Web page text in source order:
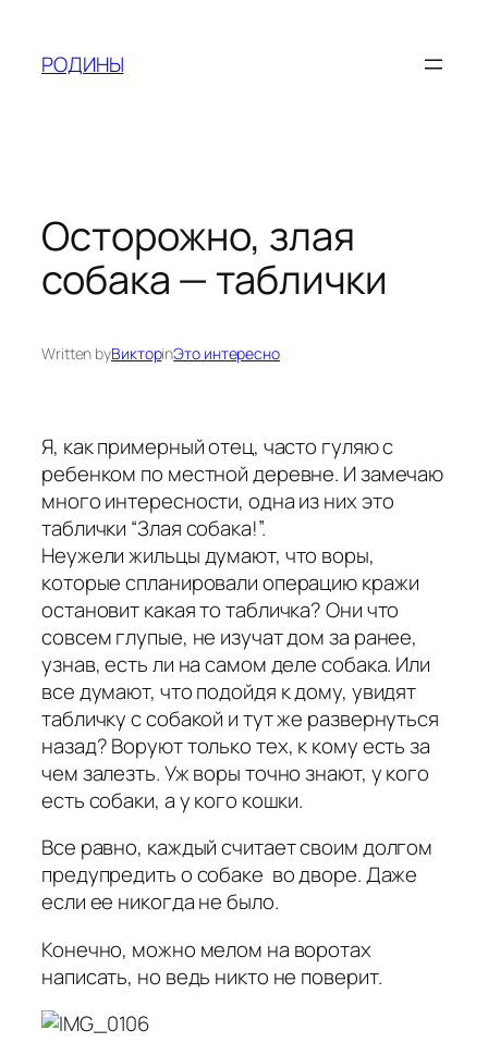
content
РОДИНЫ
Осторожно, злая
собака — таблички
Written byВикторinЭто интересно
Я, как примерный отец, часто гуляю с
ребенком по местной деревне. И замечаю
много интересности, одна из них это
таблички “Злая собака!”.
Неужели жильцы думают, что воры,
которые спланировали операцию кражи
остановит какая то табличка? Они что
совсем глупые, не изучат дом за ранее,
узнав, есть ли на самом деле собака. Или
все думают, что подойдя к дому, увидят
табличку с собакой и тут же развернуться
назад? Воруют только тех, к кому есть за
чем залезть. Уж воры точно знают, у кого
есть собаки, а у кого кошки.
Все равно, каждый считает своим долгом
предупредить о собаке во дворе. Даже
если ее никогда не было.
Конечно, можно мелом на воротах
написать, но ведь никто не поверит.